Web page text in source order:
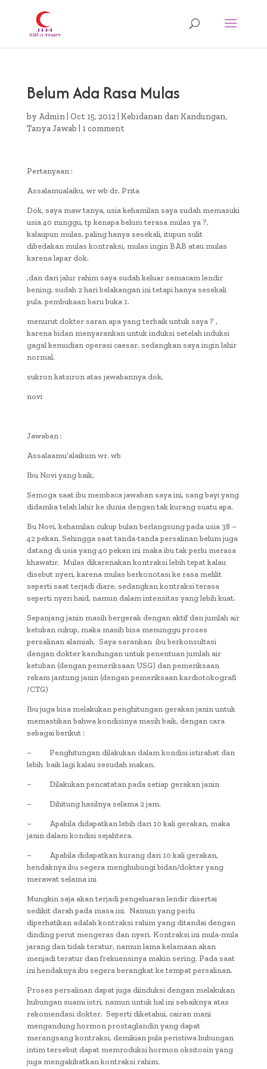
Belum Ada Rasa Mulas
by Admin Oct 15, 2012| Kebidanan dan Kandungan,
Tanya Jawab
1 comment
Pertanyaan :
Assalamualaiku, wr wb dr. Prita
Dok, saya maw tanya, usia kehamilan saya sudah memasuki
usia 40 minggu, tp kenapa belum terasa mulas ya ?,
kalaupun mulas, paling hanya sesekali, itupun sulit
dibedakan mulas kontraksi, mulas ingin BAB atau mulas
karena lapar dok.
,dan dari jalur rahim saya sudah keluar semacam lendir
bening, sudah 2 hari belakangan ini tetapi hanya sesekali
pula. pembukaan baru buka 1.
menurut dokter saran apa yang terbaik untuk saya ? ,
karena bidan menyarankan untuk induksi setelah induksi
gagal kemudian operasi caesar. sedangkan saya ingin lahir
normal.
sukron katsiron atas jawabannya dok,
novi
Jawaban :
Assalaamu’alaikum wr. wb
Ibu Novi yang baik,
Semoga saat ibu membaca jawaban saya ini, sang bayi yang
didamba telah lahir ke dunia dengan tak kurang suatu apa.
Bu Novi, kehamilan cukup bulan berlangsung pada usia 38 –
42 pekan. Sehingga saat tanda-tanda persalinan belum juga
datang di usia yang 40 pekan ini maka ibu tak perlu merasa
khawatir. Mulas dikarenakan kontraksi lebih tepat kalau
disebut nyeri, karena mulas berkonotasi ke rasa melilit
seperti saat terjadi diare, sedangkan kontraksi terasa
seperti nyeri haid, namun dalam intensitas yang lebih kuat.
Sepanjang janin masih bergerak dengan aktif dan jumlah air
ketuban cukup, maka masih bisa menunggu proses
persalinan alamiah. Saya sarankan ibu berkonsultasi
dengan dokter kandungan untuk penentuan jumlah air
ketuban (dengan pemeriksaan USG) dan pemeriksaan
rekam jantung janin (dengan pemeriksaan kardiotokografi
/CTG)
Ibu juga bisa melakukan penghitungan gerakan janin untuk
memastikan bahwa kondisinya masih baik, dengan cara
sebagai berikut :
– Penghitungan dilakukan dalam kondisi istirahat dan
lebih baik lagi kalau sesudah makan.
– Dilakukan pencatatan pada setiap gerakan janin
– Dihitung hasilnya selama 2 jam.
– Apabila didapatkan lebih dari 10 kali gerakan, maka
janin dalam kondisi sejahtera.
– Apabila didapatkan kurang dari 10 kali gerakan,
hendaknya ibu segera menghubungi bidan/dokter yang
merawat selama ini
Mungkin saja akan terjadi pengeluaran lendir disertai
sedikit darah pada masa ini. Namun yang perlu
diperhatikan adalah kontraksi rahim yang ditandai dengan
dinding perut mengeras dan nyeri. Kontraksi ini mula-mula
jarang dan tidak teratur, namun lama kelamaan akan
menjadi teratur dan frekuensinya makin sering. Pada saat
ini hendaknya ibu segera berangkat ke tempat persalinan.
Proses persalinan dapat juga diinduksi dengan melakukan
hubungan suami istri, namun untuk hal ini sebaiknya atas
rekomendasi dokter. Seperti diketahui, cairan mani
mengandung hormon prostaglandin yang dapat
merangsang kontraksi, demikian pula peristiwa hubungan
intim tersebut dapat memroduksi hormon oksitosin yang
juga mengakibatkan kontraksi rahim.